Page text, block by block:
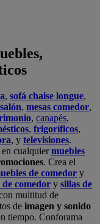
, sofá chaise longue,
, mesas comedor,
, canapés,
, frigoríficos,
, y televisiones.
en cualquiermuebles
. Crea el
de comedor y
de comedor y sillas de
multitud de
de imagen y sonido
tiempo. Conforama